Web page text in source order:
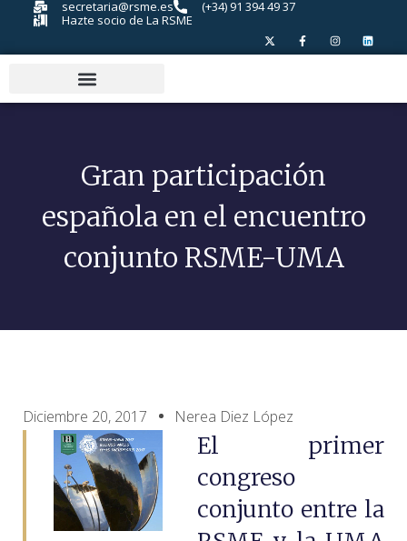
secretaria@rsme.es
(+34) 91 394 49 37
Hazte socio de La RSME
Gran participación
española en el encuentro
conjunto RSME-UMA
Diciembre 20, 2017 Nerea Diez López
El primer
congreso
conjunto entre la